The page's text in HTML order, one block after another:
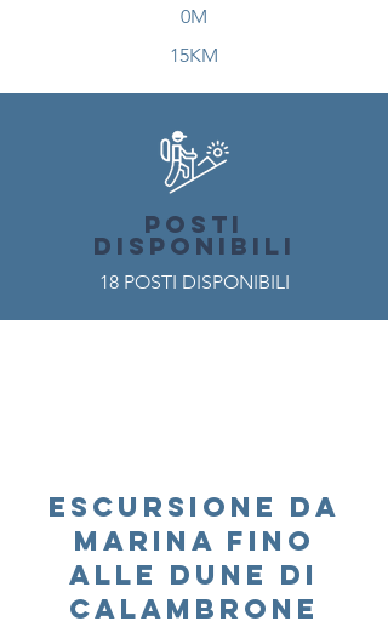
0M
15KM
POSTI
DISPONIBILI
18 POSTI DISPONIBILI
ESCURSIONE DA
MARInA FINO
ALLE DUNE DI
CALAMBRONE